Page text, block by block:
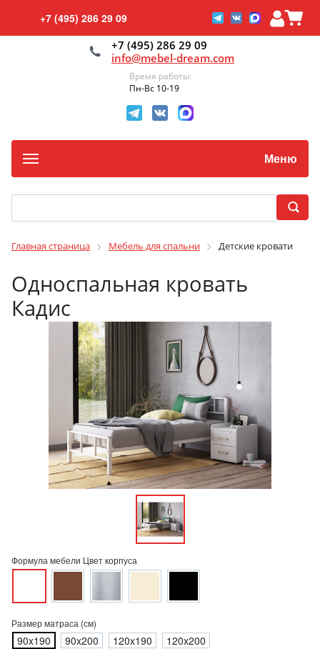
+7 (495) 286 29 09
+7 (495) 286 29 09
info@mebel-dream.com
Время работы:
Пн-Вс 10-19
Меню
Главная страница Мебель для спальни Детские кровати
Односпальная кровать
Кадис
Формула мебели Цвет корпуса
Размер матраса (см)
90x190 90x200 120x190 120x200